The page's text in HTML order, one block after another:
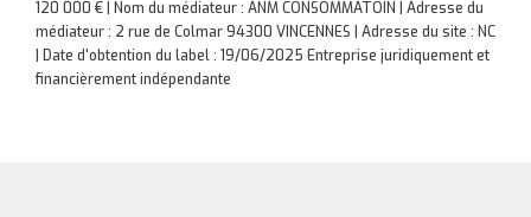
120 000 € | Nom du médiateur : ANM CONSOMMATOIN | Adresse du
médiateur : 2 rue de Colmar 94300 VINCENNES | Adresse du site : NC
| Date d'obtention du label : 19/06/2025 Entreprise juridiquement et
financièrement indépendante